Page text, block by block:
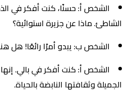
الشخص أ: حسنًا، كنت أفكر في
الشاطئ. ماذا عن جزيرة استوائية؟
الشخص ب: يبدو أمرًا رائعًا! هل
الشخص أ: كنت أفكر في بالي.
الجميلة وثقافتها النابضة بالحياة.